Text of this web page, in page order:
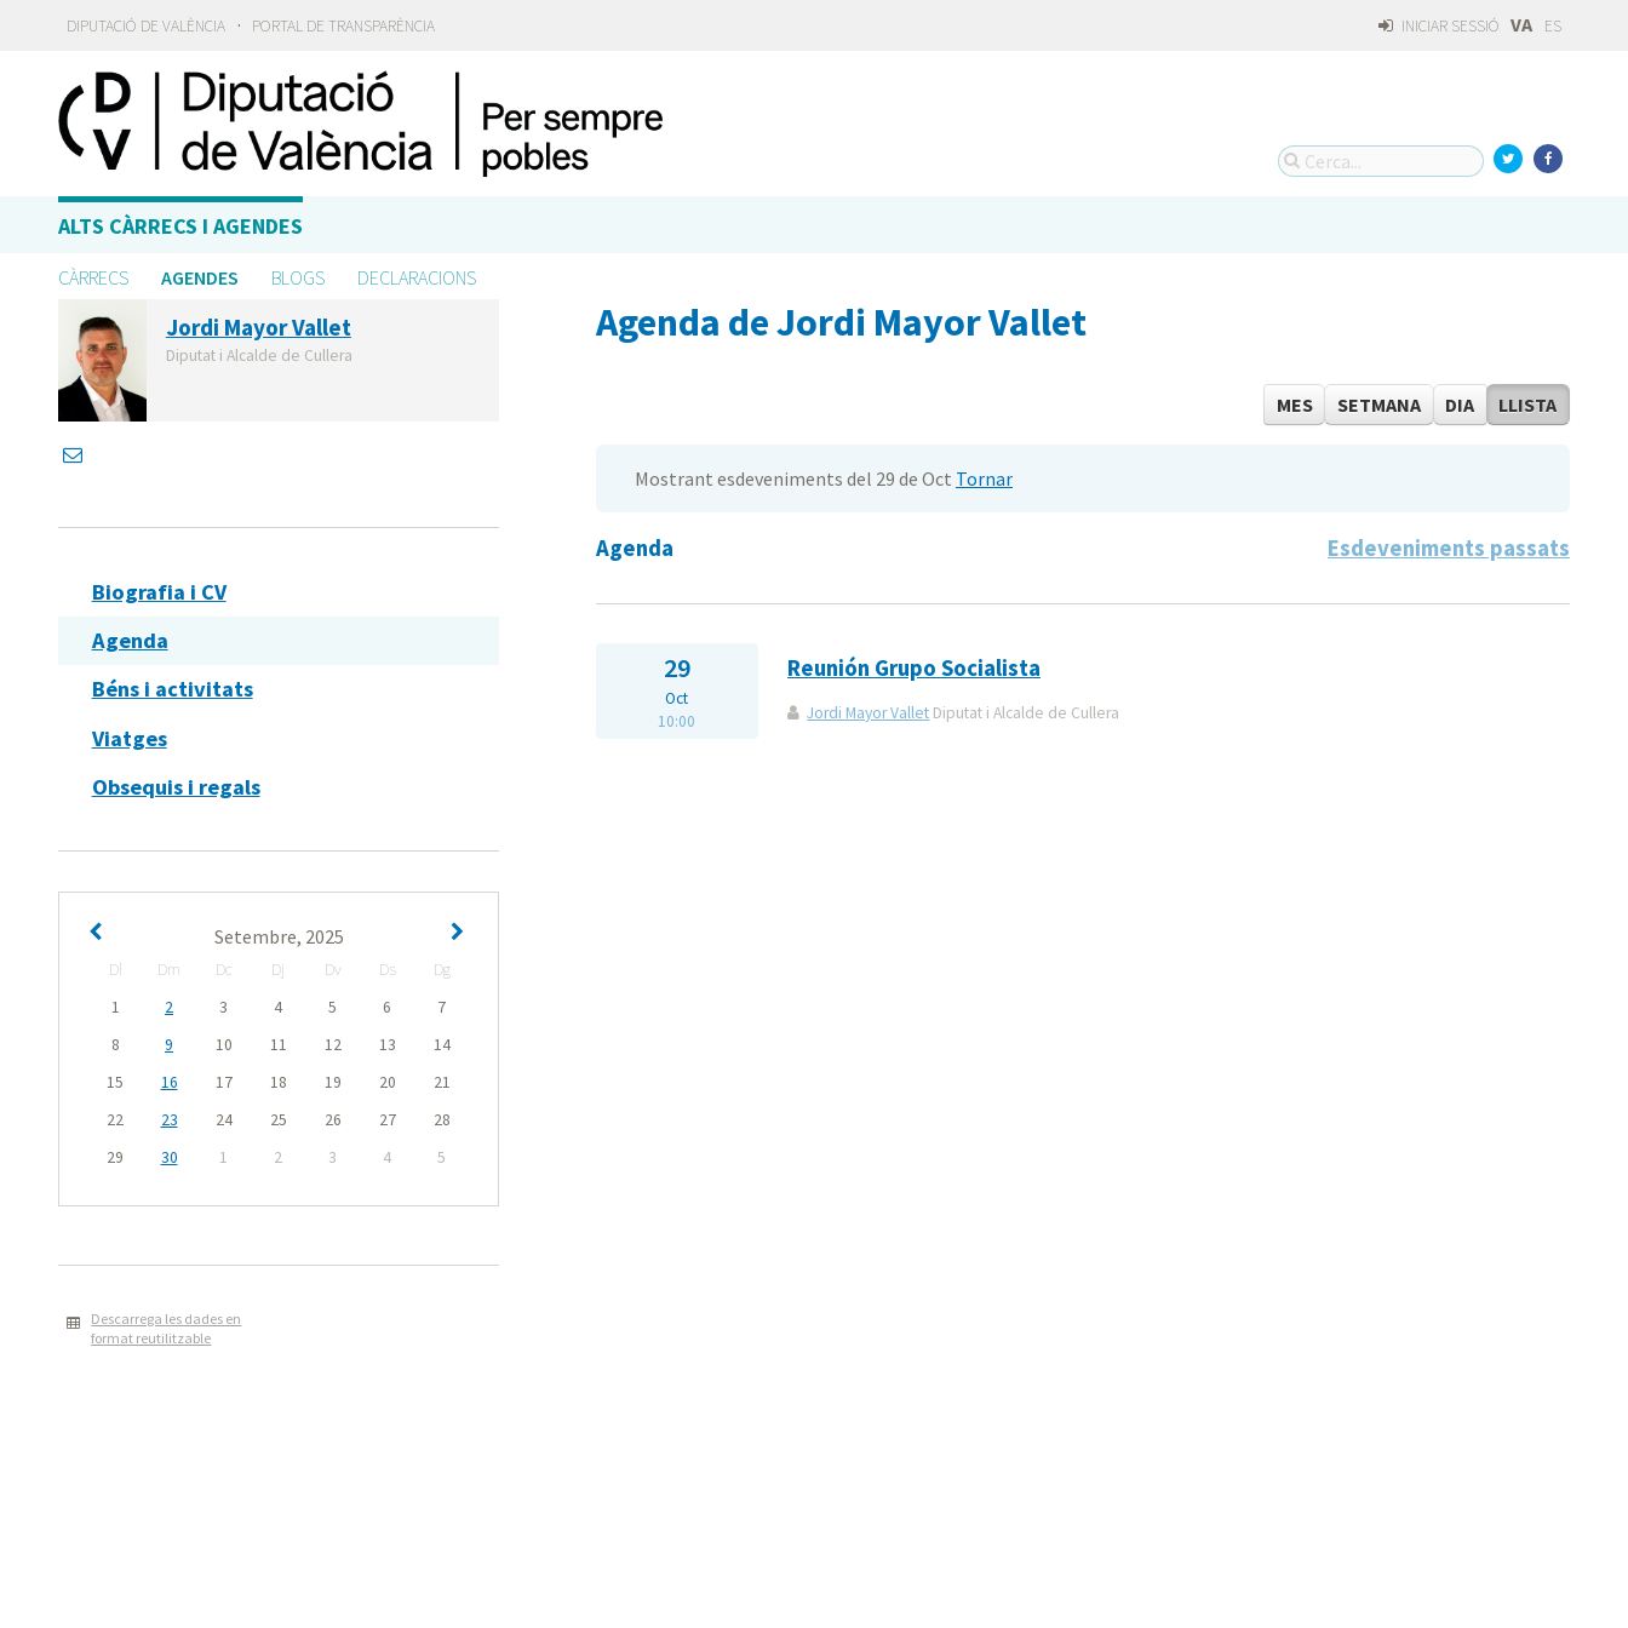
DIPUTACIÓ DE VALÈNCIA · PORTAL DE TRANSPARÈNCIA INICIAR SESSIÓ VA ES
ALTS CÀRRECS I AGENDES
CÀRRECS AGENDES BLOGS DECLARACIONS
Jordi Mayor Vallet
Diputat i Alcalde de Cullera
Biografia i CV
Agenda
Béns i activitats
Viatges
Obsequis i regals
Setembre, 2025
Dl Dm Dc Dj Dv Ds
Dg
1
2 3 4 5 6
7
8
9 10 11 12 13
14
15
16 17 18 19 20
21
22
23 24 25 26 27
28
29
30 1 2 3 4 5
Descarrega les dades en
format reutilitzable
Agenda de Jordi Mayor Vallet
MES SETMANA DIA LLISTA
Mostrant esdeveniments del 29 de Oct Tornar
Agenda Esdeveniments passats
29
Oct
10:00
Reunión Grupo Socialista
Jordi Mayor Vallet Diputat i Alcalde de Cullera